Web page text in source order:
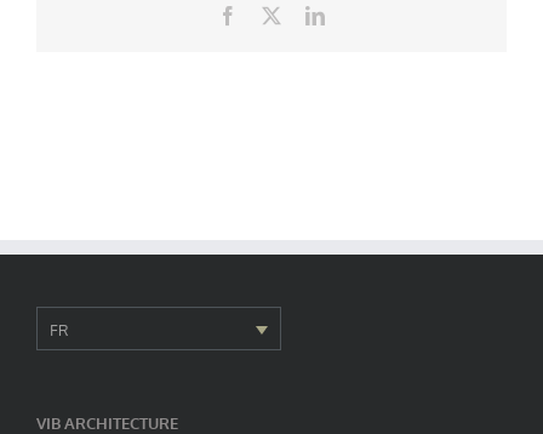
Facebook LinkedIn
FR
VIB ARCHITECTURE